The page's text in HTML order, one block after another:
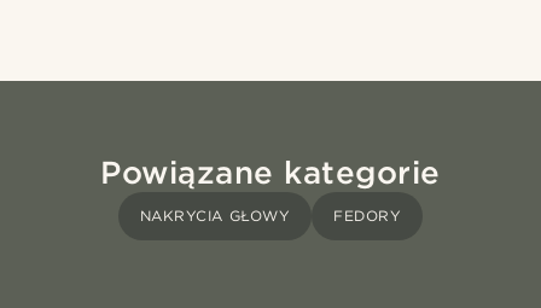
Powiązane kategorie
NAKRYCIA GŁOWY FEDORY